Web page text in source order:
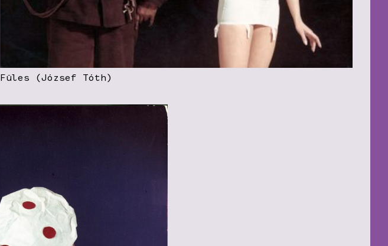
Füles (József Tóth)